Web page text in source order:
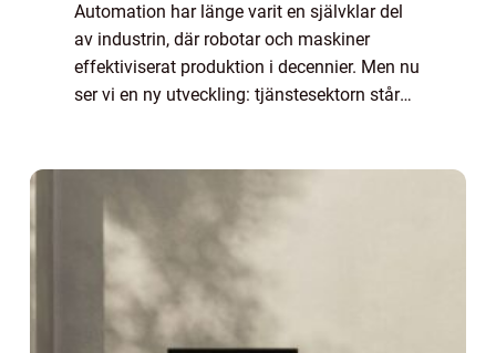
Automation har länge varit en självklar del
av industrin, där robotar och maskiner
effektiviserat produktion i decennier. Men nu
ser vi en ny utveckling: tjänstesektorn står